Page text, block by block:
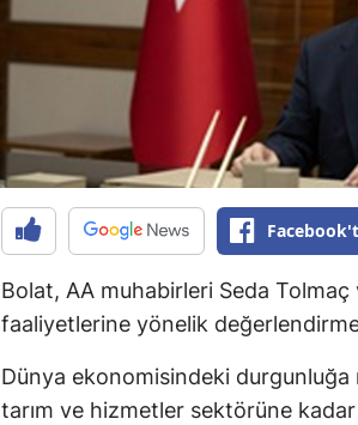
Bolat, AA muhabirleri Seda Tolmaç
faaliyetlerine yönelik
Dünya ekonomisindeki
tarım ve hizmetler sektörüne